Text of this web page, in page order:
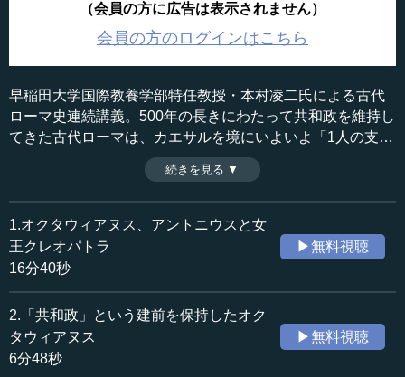
（会員の方に広告は表示されません）
会員の方のログインはこちら
早稲田大学国際教養学部特任教授・本村凌二氏による古代
ローマ史連続講義。500年の長きにわたって共和政を維持し
てきた古代ローマは、カエサルを境にいよいよ「1人の支配
者」の時代へと動き出す。2回の三頭体制を経て、ローマの
実権がついにオクタウィアヌスの手に握られるまでを追
う。（全8話中第1話）
収録日：2017年6月16日
追加日：2017年7月20日
カテゴリー：
歴史・民族
≪全文≫
●500年間の共和政から三頭政治へ－カエサルの台頭
紀元前1世紀にガイウス・ユリウス・カエサルが登場した
続きを見る ▼
1.オクタウィアヌス、アントニウスと女
王クレオパトラ
16分40秒
▶無料視聴
2.「共和政」という建前を保持したオク
タウィアヌス
6分48秒
▶無料視聴